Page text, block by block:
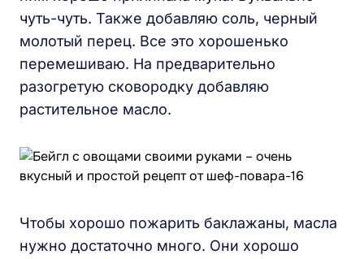
чуть-чуть. Также добавляю соль, черный
молотый перец. Все это хорошенько
перемешиваю. На предварительно
разогретую сковородку добавляю
растительное масло.
Чтобы хорошо пожарить баклажаны, масла
нужно достаточно много. Они хорошо